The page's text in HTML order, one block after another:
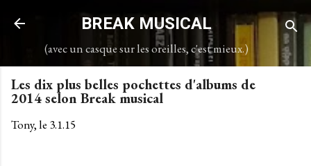
Accéder au contenu principal
BREAK MUSICAL
(avec un casque sur les oreilles, c'est mieux.)
Les dix plus belles pochettes d'albums de
2014 selon Break musical
Tony, le 3.1.15